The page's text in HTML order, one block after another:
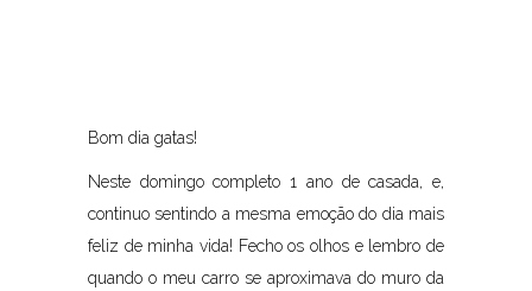
Bom dia gatas!
Neste domingo completo 1 ano de casada, e,
continuo sentindo a mesma emoção do dia mais
feliz de minha vida! Fecho os olhos e lembro de
quando o meu carro se aproximava do muro da